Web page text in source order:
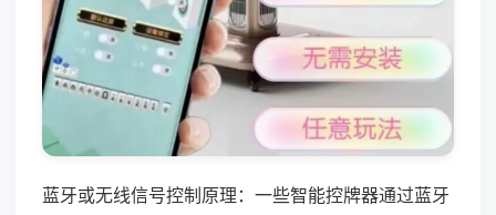
蓝牙或无线信号控制原理：一些智能控牌器通过蓝牙